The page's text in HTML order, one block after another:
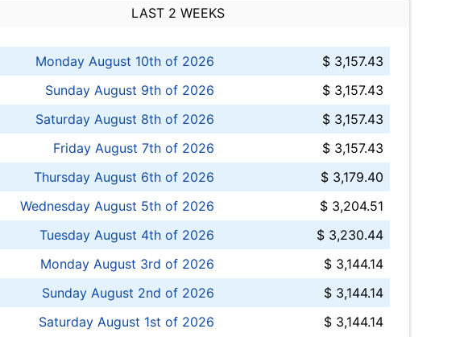
LAST 2 WEEKS
Monday August 10th of 2026
$ 3,157.43
Sunday August 9th of 2026
$ 3,157.43
Saturday August 8th of 2026
$ 3,157.43
Friday August 7th of 2026
$ 3,157.43
Thursday August 6th of 2026
$ 3,179.40
Wednesday August 5th of 2026
$ 3,204.51
Tuesday August 4th of 2026
$ 3,230.44
Monday August 3rd of 2026
$ 3,144.14
Sunday August 2nd of 2026
$ 3,144.14
Saturday August 1st of 2026
$ 3,144.14